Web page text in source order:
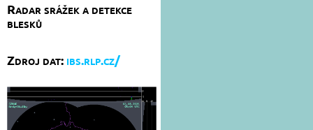
Radar srážek a detekce
blesků
Zdroj dat: ibs.rlp.cz/